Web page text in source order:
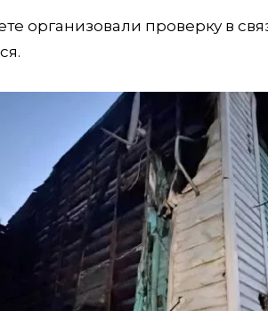
организовали проверку в